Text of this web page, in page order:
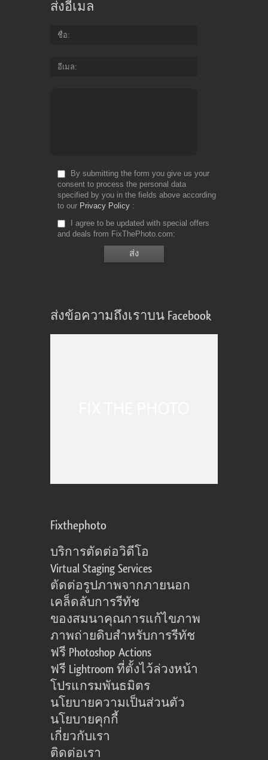
ส่งอีเมล
ชื่อ
อีเมล
By submitting the form you give us your
consent to process the personal data
specified by you in the fields above according
to our Privacy Policy
I agree to be updated with special offers
and deals from FixThePhoto.com
ส่งข้อความถึงเราบน Facebook
Fixthephoto
บริการตัดต่อวิดีโอ
Virtual Staging Services
ตัดต่อรูปภาพจากภายนอก
เคล็ดลับการรีทัช
ของสมนาคุณการแก้ไขภาพ
ภาพถ่ายดิบสำหรับการรีทัช
ฟรี Photoshop Actions
ฟรี Lightroom ที่ตั้งไว้ล่วงหน้า
โปรแกรมพันธมิตร
นโยบายความเป็นส่วนตัว
นโยบายคุกกี้
เกี่ยวกับเรา
ติดต่อเรา